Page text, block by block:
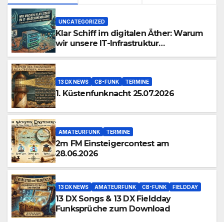
UNCATEGORIZED
Klar Schiff im digitalen Äther: Warum
wir unsere IT-Infrastruktur
13 DX NEWS CB-FUNK TERMINE
1. Küstenfunknacht 25.07.2026
AMATEURFUNK TERMINE
2m FM Einsteigercontest am
28.06.2026
13 DX NEWS AMATEURFUNK CB-FUNK FIELDDAY
13 DX Songs & 13 DX Fieldday
Funksprüche zum Download